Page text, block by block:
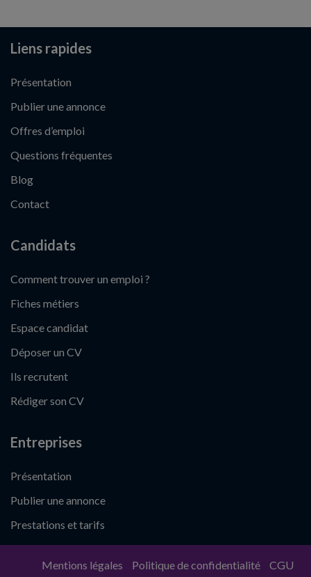
Liens rapides
Présentation
Publier une annonce
Offres d’emploi
Questions fréquentes
Blog
Contact
Candidats
Comment trouver un emploi ?
Fiches métiers
Espace candidat
Déposer un CV
Ils recrutent
Rédiger son CV
Entreprises
Présentation
Publier une annonce
Prestations et tarifs
Mentions légales Politique de confidentialité CGU